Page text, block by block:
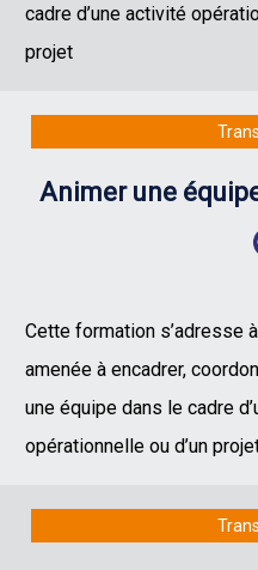
cadre d’une activité
projet
Animer une
Cette formation s’adresse
amenée à encadrer,
une équipe dans le cadre
opérationnelle ou d’un